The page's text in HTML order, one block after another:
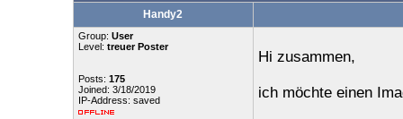
Handy2
Group: User
Level: treuer Poster
Posts: 175
Joined: 3/18/2019
IP-Address: saved
Hi zusammen,
ich möchte einen